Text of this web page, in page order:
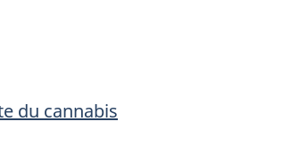
du cannabis